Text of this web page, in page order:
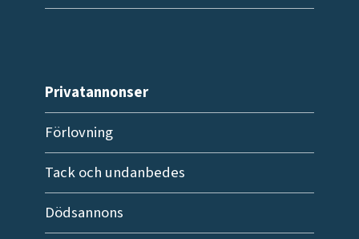
Privatannonser
Förlovning
Tack och undanbedes
Dödsannons